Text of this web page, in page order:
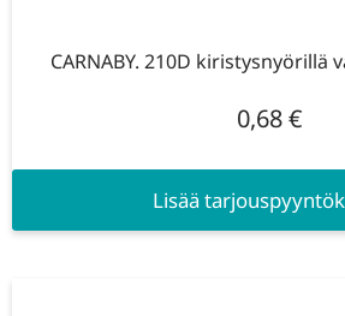
CARNABY. 210D kiristysnyörillä
0,68€
Lisää